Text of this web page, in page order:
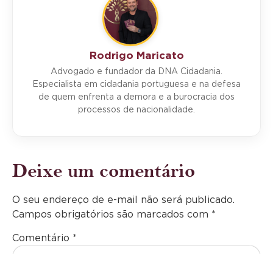
Rodrigo Maricato
Advogado e fundador da DNA Cidadania.
Especialista em cidadania portuguesa e na defesa
de quem enfrenta a demora e a burocracia dos
processos de nacionalidade.
Deixe um comentário
O seu endereço de e-mail não será publicado.
Campos obrigatórios são marcados com *
Comentário *